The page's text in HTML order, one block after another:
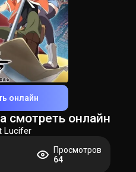
онлайн
смотреть онлайн
Lucifer
Просмотров
64